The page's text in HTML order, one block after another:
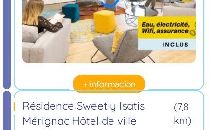
+ informacion
Résidence Sweetly Isatis
Mérignac Hôtel de ville
(7,8
km)